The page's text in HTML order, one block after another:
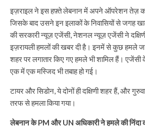
इज़राइल ने इस हफ़्ते लेबनान में अपने ऑपरेशन तेज़
जिसके बाद उसने इन इलाकों के निवासियों से जगह
की सरकारी न्यूज़ एजेंसी, नेशनल न्यूज़ एजेंसी ने
इज़रायली हमलों की खबर दी है। इनमें से कुछ हमले
शहर पर लगातार किए गए हमले भी शामिल हैं। एजेंसी
एक में एक मस्जिद भी तबाह हो गई।
टायर और सिडोन, ये दोनों ही दक्षिणी शहर हैं, और
तरफ से हमला किया गया।
लेबनान के PM और UN अधिकारी ने हमले की निंदा